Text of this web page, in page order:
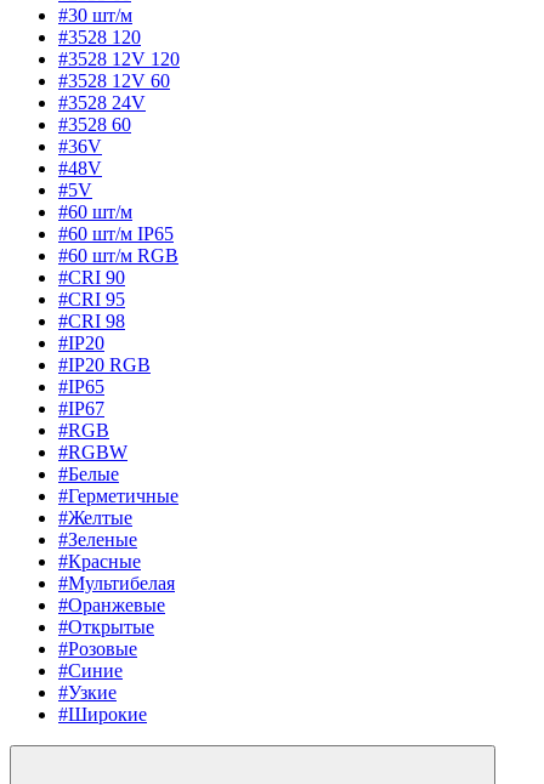
#30 шт/м
#3528 120
#3528 12V 120
#3528 12V 60
#3528 24V
#3528 60
#36V
#48V
#5V
#60 шт/м
#60 шт/м IP65
#60 шт/м RGB
#CRI 90
#CRI 95
#CRI 98
#IP20
#IP20 RGB
#IP65
#IP67
#RGB
#RGBW
#Белые
#Герметичные
#Желтые
#Зеленые
#Красные
#Мультибелая
#Оранжевые
#Открытые
#Розовые
#Синие
#Узкие
#Широкие